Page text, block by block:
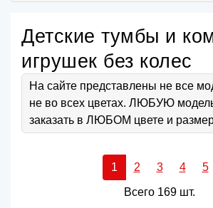
Детские тумбы и
игрушек без колес
На сайте представлены не все
не во всех цветах. ЛЮБУЮ
заказать в ЛЮБОМ цвете и
1 2 3 4 5
Всего 169 шт.